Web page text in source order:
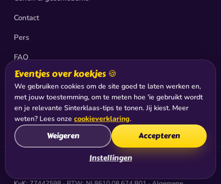
Contact
Pers
FAQ
Retour & verzending
Privacy
Sitemap
© 2026 De Club van Sinterklaas®, productie & exploitatie:
Eventjes over koekjes 🍪
We gebruiken cookies om de site goed te laten werken en,
met jouw toestemming, om te meten hoe 'ie gebruikt wordt
en je relevante Sinterklaas-tips te tonen. Jij kiest. Meer
weten? Lees onze cookieverklaring.
Instellingen
Weigeren Accepteren